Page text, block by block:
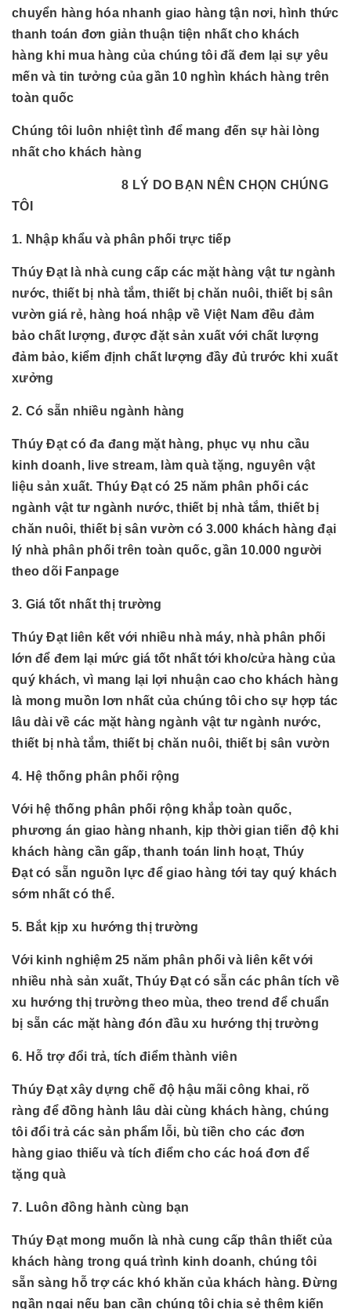
chuyển hàng hóa nhanh giao hàng tận nơi, hình thức
thanh toán đơn giản thuận tiện nhất cho khách
hàng khi mua hàng của chúng tôi đã đem lại sự yêu
mến và tin tưởng của gần 10 nghìn khách hàng trên
toàn quốc
Chúng tôi luôn nhiệt tình để mang đến sự hài lòng
nhất cho khách hàng
8 LÝ DO BẠN NÊN CHỌN CHÚNG
TÔI
1. Nhập khẩu và phân phối trực tiếp
Thúy Đạt là nhà cung cấp các mặt hàng vật tư ngành
nước, thiết bị nhà tắm, thiết bị chăn nuôi, thiết bị sân
vườn giá rẻ, hàng hoá nhập về Việt Nam đều đảm
bảo chất lượng, được đặt sản xuất với chất lượng
đảm bảo, kiểm định chất lượng đầy đủ trước khi xuất
xưởng
2. Có sẵn nhiều ngành hàng
Thúy Đạt có đa đang mặt hàng, phục vụ nhu cầu
kinh doanh, live stream, làm quà tặng, nguyên vật
liệu sản xuất. Thúy Đạt có 25 năm phân phối các
ngành vật tư ngành nước, thiết bị nhà tắm, thiết bị
chăn nuôi, thiết bị sân vườn có 3.000 khách hàng đại
lý nhà phân phối trên toàn quốc, gần 10.000 người
theo dõi Fanpage
3. Giá tốt nhất thị trường
Thúy Đạt liên kết với nhiều nhà máy, nhà phân phối
lớn để đem lại mức giá tốt nhất tới kho/cửa hàng của
quý khách, vì mang lại lợi nhuận cao cho khách hàng
là mong muồn lơn nhất của chúng tôi cho sự hợp tác
lâu dài về các mặt hàng ngành vật tư ngành nước,
thiết bị nhà tắm, thiết bị chăn nuôi, thiết bị sân vườn
4. Hệ thống phân phối rộng
Với hệ thống phân phối rộng khắp toàn quốc,
phương án giao hàng nhanh, kịp thời gian tiến độ khi
khách hàng cần gấp, thanh toán linh hoạt, Thúy
Đạt có sẵn nguồn lực để giao hàng tới tay quý khách
sớm nhất có thể.
5. Bắt kịp xu hướng thị trường
Với kinh nghiệm 25 năm phân phối và liên kết với
nhiều nhà sản xuất, Thúy Đạt có sẵn các phân tích về
xu hướng thị trường theo mùa, theo trend để chuẩn
bị sẵn các mặt hàng đón đầu xu hướng thị trường
6. Hỗ trợ đổi trả, tích điểm thành viên
Thúy Đạt xây dựng chế độ hậu mãi công khai, rõ
ràng để đồng hành lâu dài cùng khách hàng, chúng
tôi đổi trả các sản phẩm lỗi, bù tiền cho các đơn
hàng giao thiếu và tích điểm cho các hoá đơn để
tặng quà
7. Luôn đồng hành cùng bạn
Thúy Đạt mong muốn là nhà cung cấp thân thiết của
khách hàng trong quá trình kinh doanh, chúng tôi
sẵn sàng hỗ trợ các khó khăn của khách hàng. Đừng
ngần ngại nếu bạn cần chúng tôi chia sẻ thêm kiến